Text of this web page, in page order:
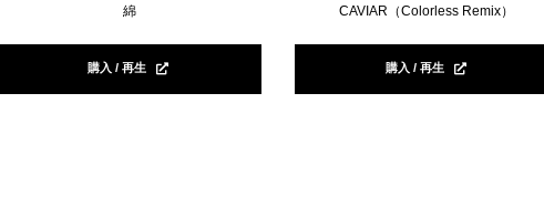
綿
購入 / 再生
CAVIAR（Colorless Remix）
購入 / 再生